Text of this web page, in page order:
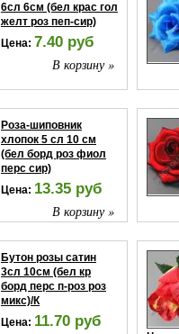
6сл 6см (бел крас гол
желт роз пеп-сир)
Цена: 7.40 руб
В корзину »
Роза-шиповник
хлопок 5 сл 10 см
(бел борд роз фиол
перс сир)
Цена: 13.35 руб
В корзину »
Бутон розы сатин
3сл 10см (бел кр
борд перс п-роз роз
микс)/К
Цена: 11.70 руб